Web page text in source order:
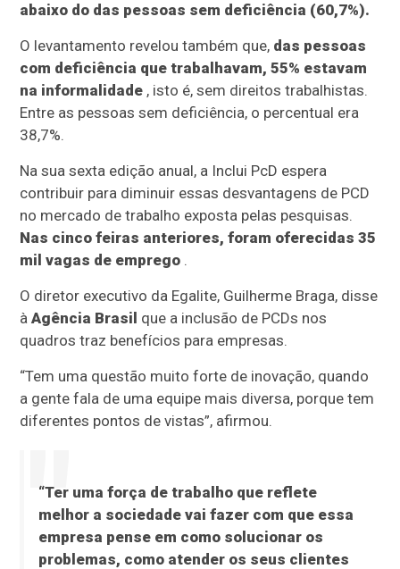
abaixo do das pessoas sem deficiência (60,7%).
O levantamento revelou também que, das pessoas
com deficiência que trabalhavam, 55% estavam
na informalidade , isto é, sem direitos trabalhistas.
Entre as pessoas sem deficiência, o percentual era
38,7%.
Na sua sexta edição anual, a Inclui PcD espera
contribuir para diminuir essas desvantagens de PCD
no mercado de trabalho exposta pelas pesquisas.
Nas cinco feiras anteriores, foram oferecidas 35
mil vagas de emprego .
O diretor executivo da Egalite, Guilherme Braga, disse
àAgência Brasil que a inclusão de PCDs nos
quadros traz benefícios para empresas.
“Tem uma questão muito forte de inovação, quando
a gente fala de uma equipe mais diversa, porque tem
diferentes pontos de vistas”, afirmou.
“Ter uma força de trabalho que reflete
melhor a sociedade vai fazer com que essa
empresa pense em como solucionar os
problemas, como atender os seus clientes